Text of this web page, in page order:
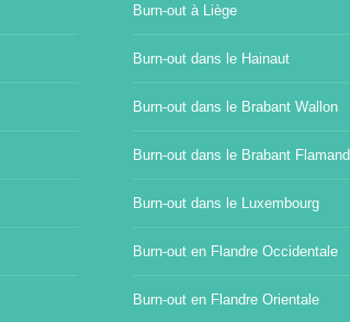
Burn-out à Liège
Burn-out dans le Hainaut
Burn-out dans le Brabant Wallon
Burn-out dans le Brabant Flamand
Burn-out dans le Luxembourg
Burn-out en Flandre Occidentale
Burn-out en Flandre Orientale